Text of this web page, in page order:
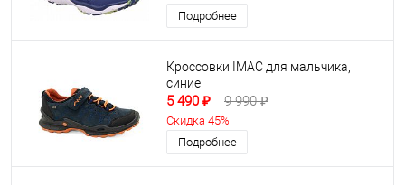
Подробнее
Кроссовки IMAC для мальчика,
синие
5 490 ₽ 9 990 ₽
Скидка 45%
Подробнее